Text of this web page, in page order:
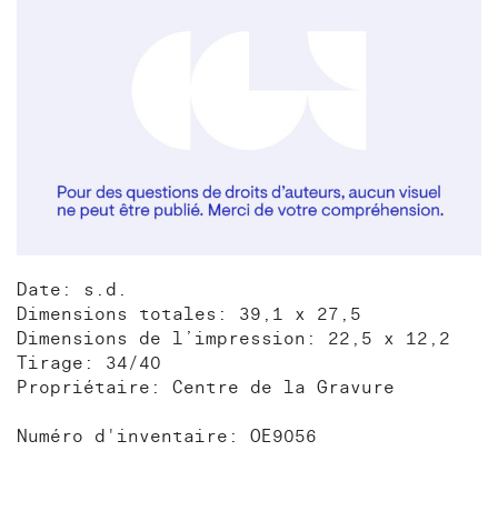
Date: s.d.
Dimensions totales: 39,1 x 27,5
Dimensions de l’impression: 22,5 x 12,2
Tirage: 34/40
Propriétaire: Centre de la Gravure
Numéro d'inventaire: OE9056